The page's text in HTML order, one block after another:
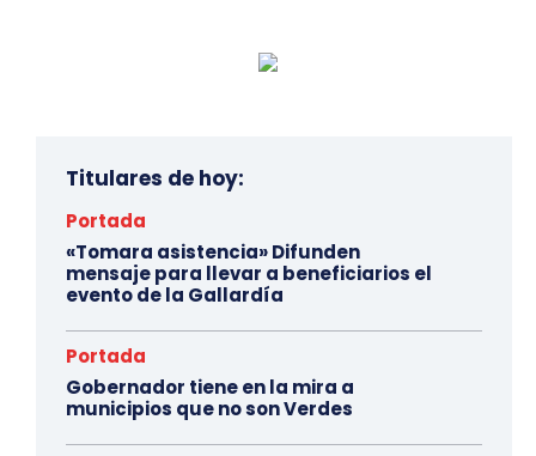
Titulares de hoy:
Portada
«Tomara asistencia» Difunden
mensaje para llevar a beneficiarios el
evento de la Gallardía
Portada
Gobernador tiene en la mira a
municipios que no son Verdes